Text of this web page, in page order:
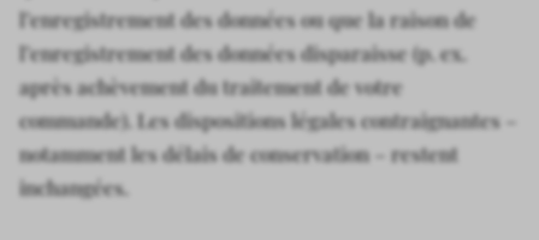
l’enregistrement des données ou que la raison de
l’enregistrement des données disparaisse (p. ex.
après achèvement du traitement de votre
commande). Les dispositions légales contraignantes –
notamment les délais de conservation – restent
inchangées.